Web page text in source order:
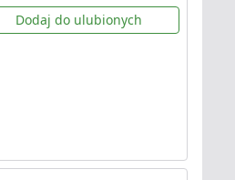
Dodaj do ulubionych